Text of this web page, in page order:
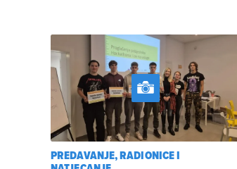
PREDAVANJE, RADIONICE I